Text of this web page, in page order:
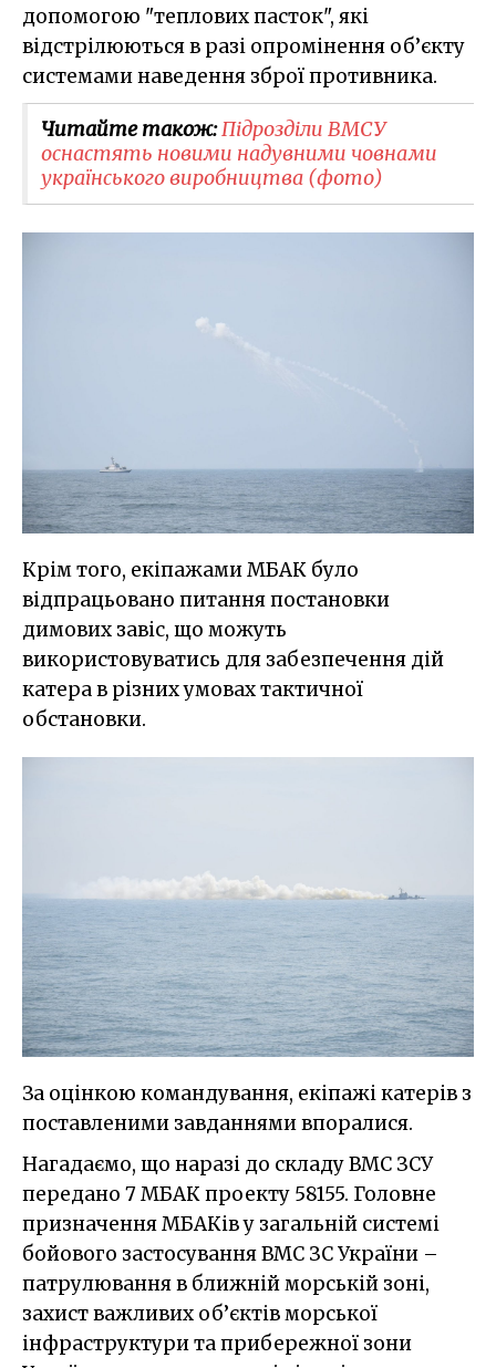
допомогою "теплових пасток", які
відстрілюються в разі опромінення об’єкту
системами наведення зброї противника.
Читайте також:Підрозділи ВМСУ
оснастять новими надувними човнами
українського виробництва (фото)
Крім того, екіпажами МБАК було
відпрацьовано питання постановки
димових завіс, що можуть
використовуватись для забезпечення дій
катера в різних умовах тактичної
обстановки.
За оцінкою командування, екіпажі катерів з
поставленими завданнями впоралися.
Нагадаємо, що наразі до складу ВМС ЗСУ
передано 7 МБАК проекту 58155. Головне
призначення МБАКів у загальній системі
бойового застосування ВМС ЗС України –
патрулювання в ближній морській зоні,
захист важливих об’єктів морської
інфраструктури та прибережної зони